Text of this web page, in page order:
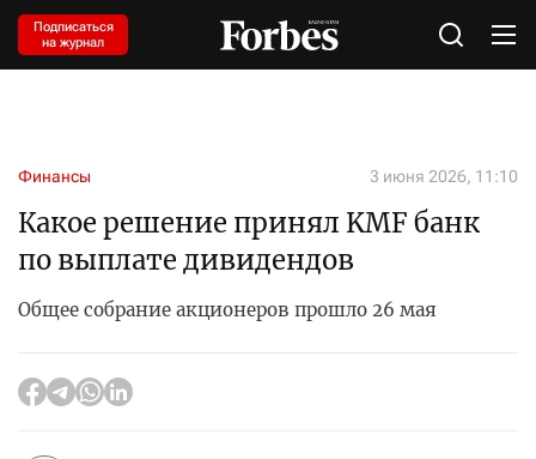
Подписаться
на журнал
Финансы 3 июня 2026, 11:10
Какое решение принял KMF банк
по выплате дивидендов
Общее собрание акционеров прошло 26 мая